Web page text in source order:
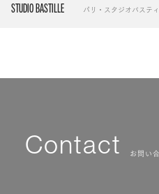
STUDIO BASTILLE パリ・スタジオバステ
Contact お問い